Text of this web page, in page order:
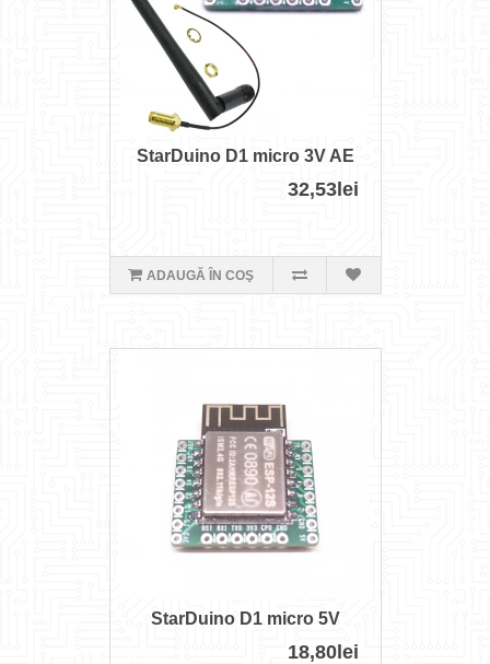
StarDuino D1 micro 3V AE
32,53lei
ADAUGĂ ÎN COŞ
StarDuino D1 micro 5V
18,80lei